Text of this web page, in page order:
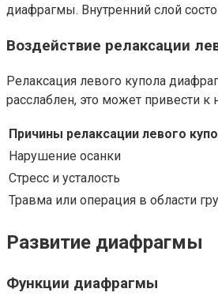
диафрагмы. Внутренний слой
Воздействие релаксации
Релаксация левого купола
расслаблен, это может привести
Причины релаксации левого
Нарушение осанки
Стресс и усталость
Травма или операция в области
Развитие диафрагмы
Функции диафрагмы